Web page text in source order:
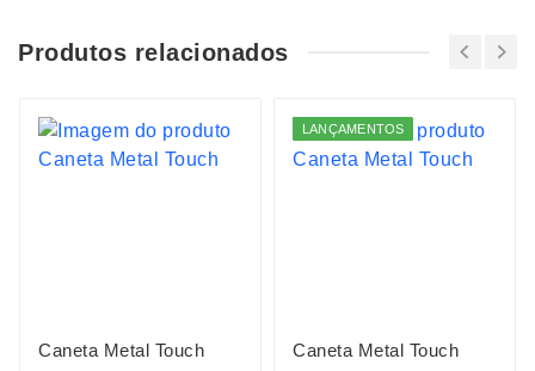
Produtos relacionados
Caneta Metal Touch
LANÇAMENTOS
Caneta Metal Touch